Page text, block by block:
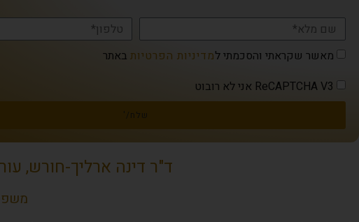
מאשר שקראתי והסכמתי למדיניות הפרטיות באתר
ReCAPTCHA V3 אני לא רובוט
שלח/'
ד"ר דינה ארליך-חורש,